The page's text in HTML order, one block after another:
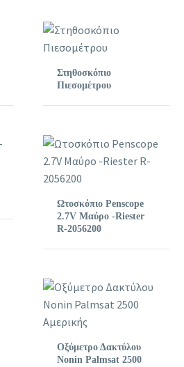
Στηθοσκόπιο
Πιεσομέτρου
Ωτοσκόπιο Penscope
2.7V Μαύρο -Riester
R-2056200
Οξύμετρο Δακτύλου
Nonin Palmsat 2500